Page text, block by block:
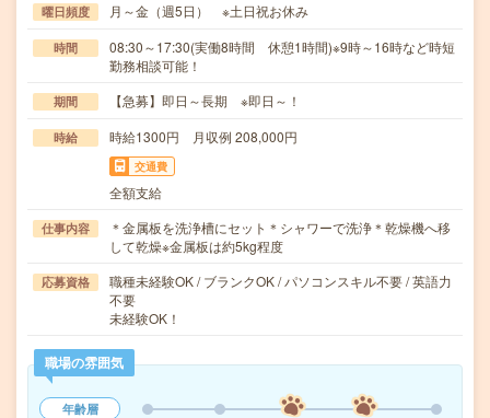
曜日頻度 月～金（週5日） ※土日祝お休み
時間
08:30～17:30(実働8時間 休憩1時間)※9時～16時など時短
勤務相談可能！
期間 【急募】即日～長期 ※即日～！
時給 時給1300円 月収例 208,000円
交通費
全額支給
仕事内容
＊金属板を洗浄槽にセット＊シャワーで洗浄＊乾燥機へ移
して乾燥※金属板は約5kg程度
応募資格
職種未経験OK / ブランクOK / パソコンスキル不要 / 英語力
不要
未経験OK！
職場の雰囲気
年齢層